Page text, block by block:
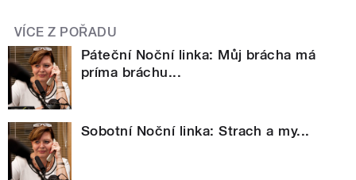
VÍCE Z POŘADU
Páteční Noční linka: Můj brácha má
príma bráchu...
Sobotní Noční linka: Strach a my...